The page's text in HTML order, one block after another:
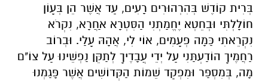
בְּרִית קוֹדֶשׁ בְּהִרְהוּרִים רָעִים, עַד אֲשֶׁר הֵן בְּעָוֹן
חוֹלָלְתִּי וּבְחֵטְא יֶחֱמַתְנִי הַסִּטְרָא אַחֲרָא, נִקְרֹא
נִקְרֵאתִי כַּמָה פְעָמִים, אוֹי לִי, אֲהָהּ עָלַי. וּבְרוֹב
רַחֲמֶיךָ הוֹדַעְתַּנִי עַל יְדֵי עֲבָדֶיךָ לְתַקֵּן נַפְשֵׁינוּ עַל צוֹ"ם
מָה, בְּמִסְפַּר וּמִפְקַד שֵׁמוֹת הַקְּדוֹשִׁים אֲשֶׁר פָּגַמְנוּ